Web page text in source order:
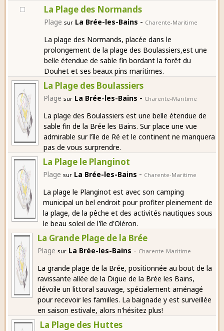
La Plage des Normands
Plage sur La Brée-les-Bains - Charente-Maritime
La plage des Normands, placée dans le
prolongement de la plage des Boulassiers,est une
belle étendue de sable fin bordant la forêt du
Douhet et ses beaux pins maritimes.
La Plage des Boulassiers
Plage sur La Brée-les-Bains - Charente-Maritime
La plage des Boulassiers est une belle étendue de
sable fin de la Brée les Bains. Sur place une vue
admirable sur l'île de Ré et le continent ne manquera
pas de vous surprendre.
La Plage le Planginot
Plage sur La Brée-les-Bains - Charente-Maritime
La plage le Planginot est avec son camping
municipal un bel endroit pour profiter pleinement de
la plage, de la pêche et des activités nautiques sous
le beau soleil de l'île d'Oléron.
La Grande Plage de la Brée
Plage sur La Brée-les-Bains - Charente-Maritime
La grande plage de la Brée, positionnée au bout de la
ravissante allée de la Digue de la Brée les Bains,
dévoile un littoral sauvage, spécialement aménagé
pour recevoir les familles. La baignade y est surveillée
en saison estivale, alors n'hésitez plus!
La Plage des Huttes